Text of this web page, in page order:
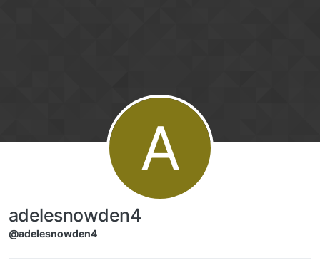
A
adelesnowden4
@adelesnowden4